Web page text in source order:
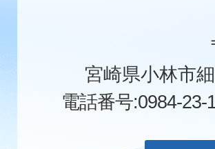
宮崎県小林市
電話番号:0984-23-